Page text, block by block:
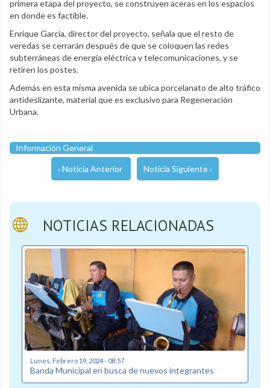
primera etapa del proyecto, se construyen aceras en los espacios
en donde es factible.
Enrique García, director del proyecto, señala que el resto de
veredas se cerrarán después de que se coloquen las redes
subterráneas de energía eléctrica y telecomunicaciones, y se
retiren los postes.
Además en esta misma avenida se ubica porcelanato de alto tráfico
antideslizante, material que es exclusivo para Regeneración
Urbana.
Información General
‹ Noticia Anterior Noticia Siguiente ›
NOTICIAS RELACIONADAS
Lunes, Febrero 19, 2024 - 08:57
Banda Municipal en busca de nuevos integrantes